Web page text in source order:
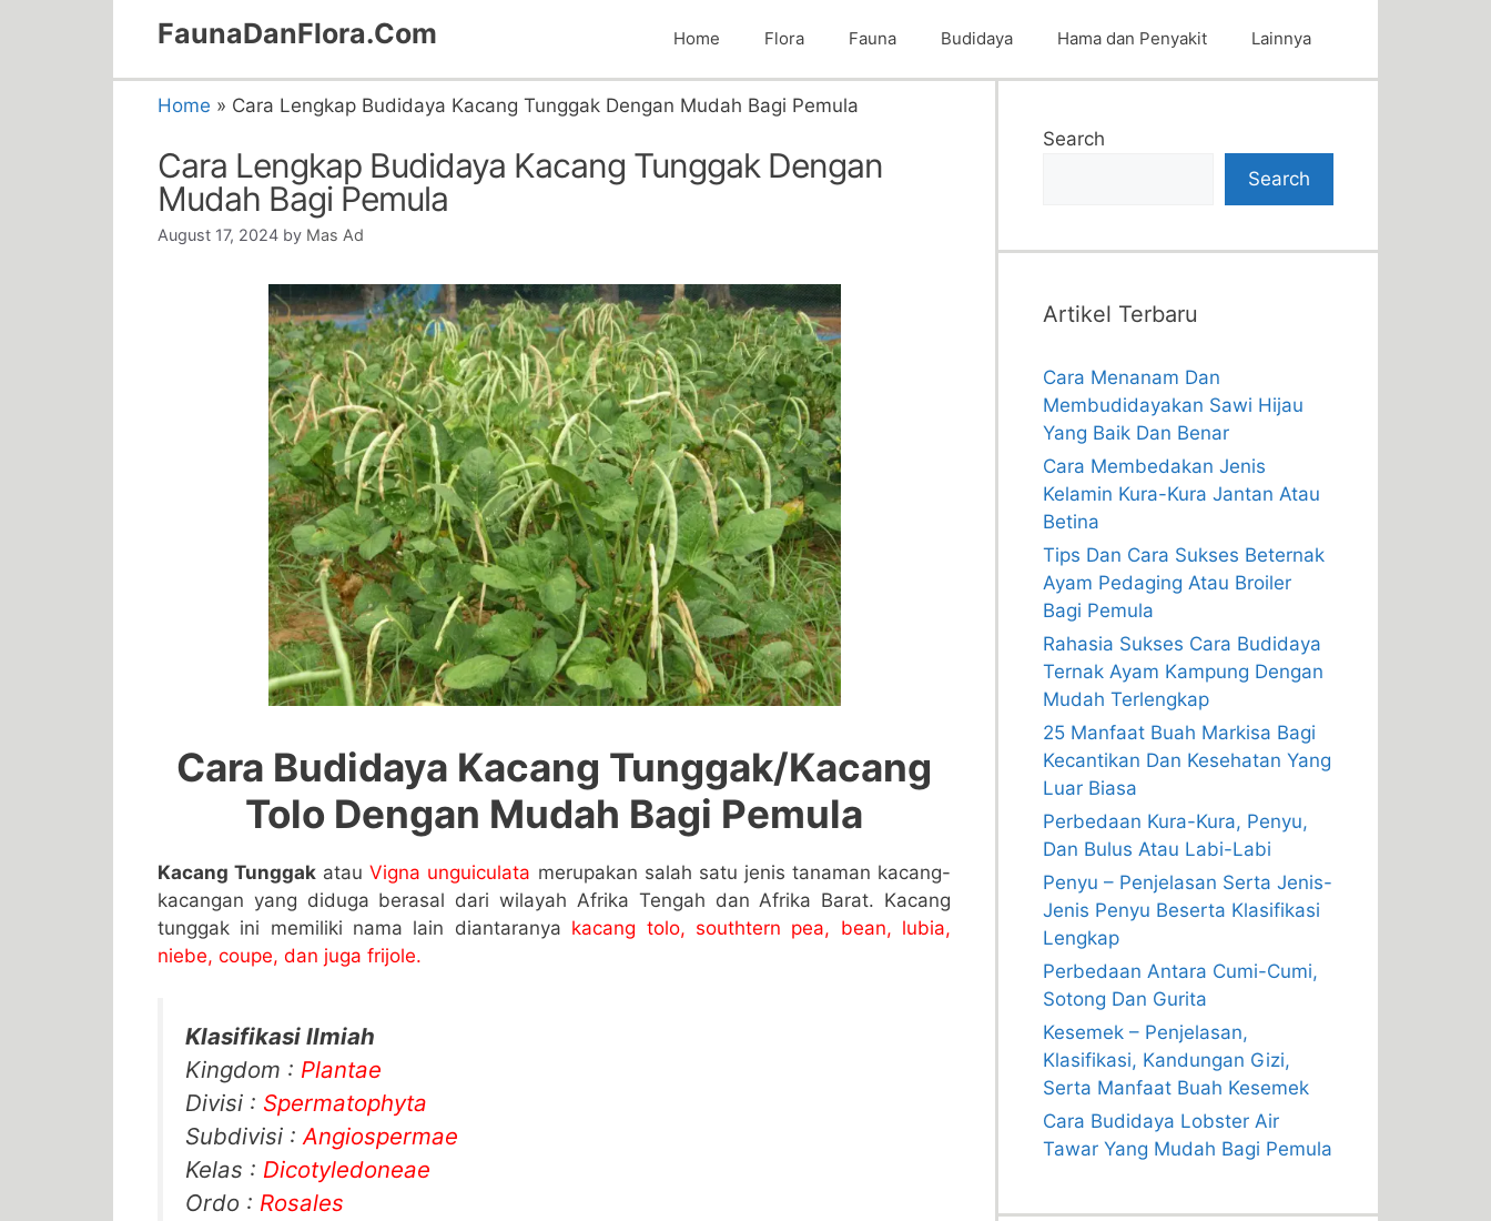
FaunaDanFlora.Com Home Flora Fauna Budidaya Hama dan Penyakit Lainnya
Home » Cara Lengkap Budidaya Kacang Tunggak Dengan Mudah Bagi Pemula
Cara Lengkap Budidaya Kacang Tunggak Dengan
Mudah Bagi Pemula
August 17, 2024 by Mas Ad
Cara Budidaya Kacang Tunggak/Kacang
Tolo Dengan Mudah Bagi Pemula
Kacang Tunggak atauVigna unguiculata merupakan salah satu jenis tanaman kacang-
kacangan yang diduga berasal dari wilayah Afrika Tengah dan Afrika Barat. Kacang
tunggak ini memiliki nama lain diantaranya kacang tolo, southtern pea, bean, lubia,
niebe, coupe, dan juga frijole.
Klasifikasi Ilmiah
Kingdom : Plantae
Divisi : Spermatophyta
Subdivisi :Angiospermae
Kelas : Dicotyledoneae
Ordo : Rosales
Search
Search
Artikel Terbaru
Cara Menanam Dan
Membudidayakan Sawi Hijau
Yang Baik Dan Benar
Cara Membedakan Jenis
Kelamin Kura-Kura Jantan Atau
Betina
Tips Dan Cara Sukses Beternak
Ayam Pedaging Atau Broiler
Bagi Pemula
Rahasia Sukses Cara Budidaya
Ternak Ayam Kampung Dengan
Mudah Terlengkap
25 Manfaat Buah Markisa Bagi
Kecantikan Dan Kesehatan Yang
Luar Biasa
Perbedaan Kura-Kura, Penyu,
Dan Bulus Atau Labi-Labi
Penyu – Penjelasan Serta Jenis-
Jenis Penyu Beserta Klasifikasi
Lengkap
Perbedaan Antara Cumi-Cumi,
Sotong Dan Gurita
Kesemek – Penjelasan,
Klasifikasi, Kandungan Gizi,
Serta Manfaat Buah Kesemek
Cara Budidaya Lobster Air
Tawar Yang Mudah Bagi Pemula